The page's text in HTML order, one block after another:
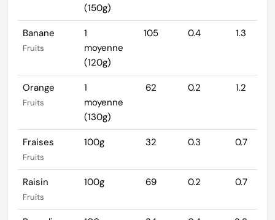
(150g)
Banane
Fruits
1
moyenne
(120g)
105 0.4 1.3
Orange
Fruits
1
moyenne
(130g)
62 0.2 1.2
Fraises
Fruits
100g 32 0.3 0.7
Raisin
Fruits
100g 69 0.2 0.7